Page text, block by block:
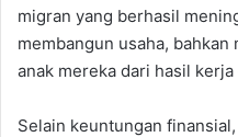
migran yang berhasil
membangun usaha,
anak mereka dari hasil
Selain keuntungan